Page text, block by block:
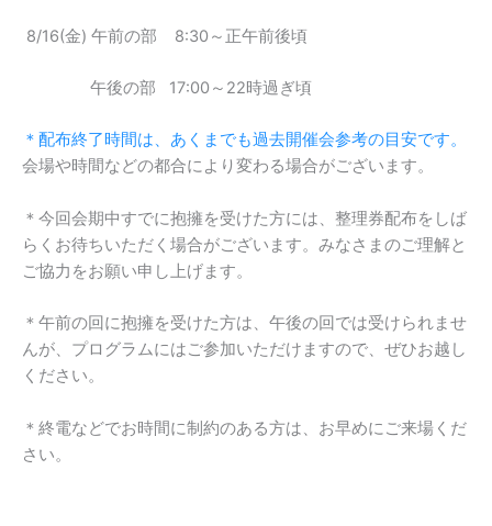
8/16(金) 午前の部 8:30～正午前後頃
午後の部 17:00～22時過ぎ頃
＊配布終了時間は、あくまでも過去開催会参考の目安です。
会場や時間などの都合により変わる場合がございます。
＊今回会期中すでに抱擁を受けた方には、整理券配布をしば
らくお待ちいただく場合がございます。みなさまのご理解と
ご協力をお願い申し上げます。
＊午前の回に抱擁を受けた方は、午後の回では受けられませ
んが、プログラムにはご参加いただけますので、ぜひお越し
ください。
＊終電などでお時間に制約のある方は、お早めにご来場くだ
さい。